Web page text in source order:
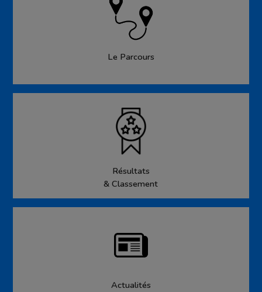
Le Parcours
Résultats
& Classement
Actualités